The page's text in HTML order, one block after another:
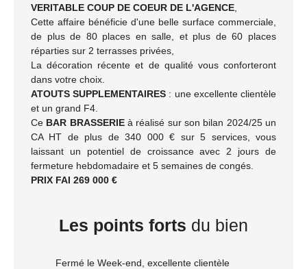
VERITABLE COUP DE COEUR DE L'AGENCE
Cette affaire bénéficie d'une belle surface commerciale,
de plus de 80 places en salle, et plus de 60 places
réparties sur 2 terrasses privées,
La décoration récente et de qualité vous conforteront
dans votre choix.
ATOUTS SUPPLEMENTAIRES : une excellente clientèle
et un grand F4.
Ce BAR BRASSERIEà réalisé sur son bilan 2024/25 un
CA HT de plus de 340 000 € sur 5 services, vous
laissant un potentiel de croissance avec 2 jours de
fermeture hebdomadaire et 5 semaines de congés.
PRIX FAI 269 000 €
Les points forts du bien
Fermé le Week-end, excellente clientèle